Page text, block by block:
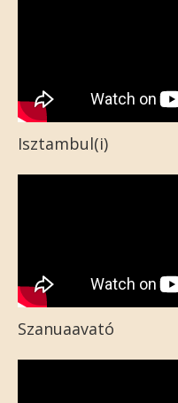
Isztambul(i)
Szanuaavató